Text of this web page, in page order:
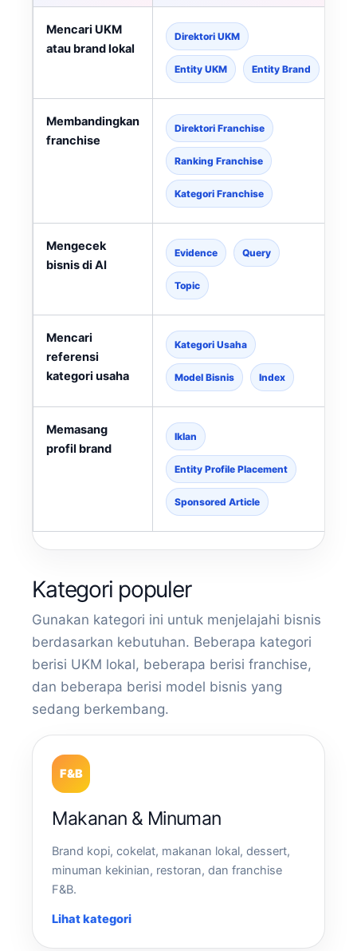
Mencari UKM
atau brand lokal
Direktori UKM
Entity UKM Entity Brand
Membandingkan
franchise
Direktori Franchise
Ranking Franchise
Kategori Franchise
Mengecek
bisnis di AI
Evidence Query
Topic
Mencari
referensi
kategori usaha
Kategori Usaha
Model Bisnis Index
Memasang
profil brand
Iklan
Entity Profile Placement
Sponsored Article
Kategori populer
Gunakan kategori ini untuk menjelajahi bisnis
berdasarkan kebutuhan. Beberapa kategori
berisi UKM lokal, beberapa berisi franchise,
dan beberapa berisi model bisnis yang
sedang berkembang.
F&B
Makanan & Minuman
Brand kopi, cokelat, makanan lokal, dessert,
minuman kekinian, restoran, dan franchise
F&B.
Lihat kategori